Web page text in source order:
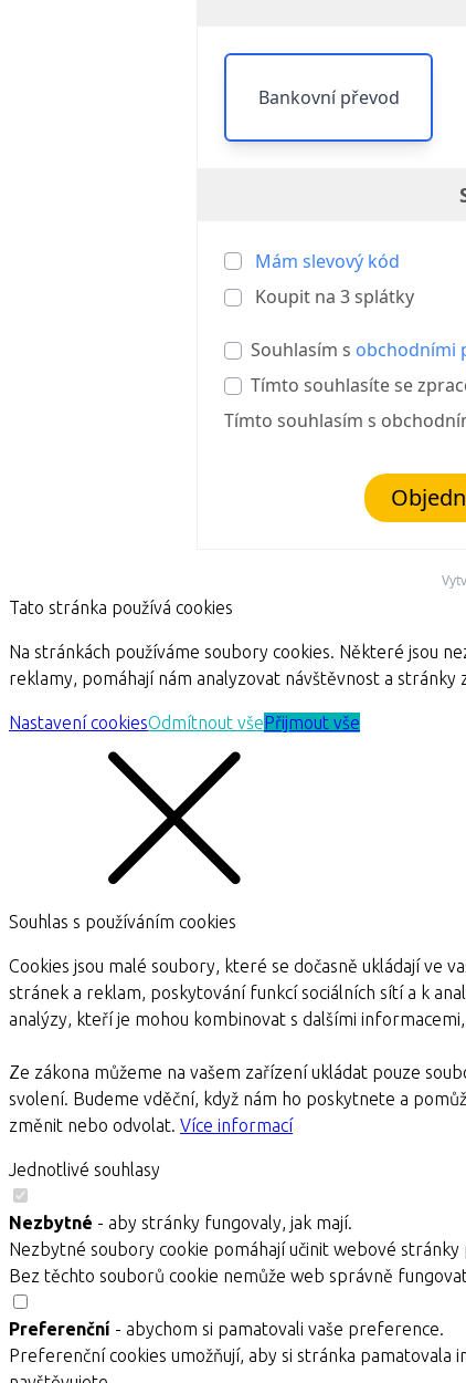
Bankovní převod
Mám slevový kód
Koupit na 3splátky
Souhlasím s obchodními
Tímto souhlasíte se
Tímto souhlasím s
Tato stránka používá cookies
Na stránkách používáme soubory cookies. Některé jsou
reklamy, pomáhají nám analyzovat návštěvnost a stránky
Nastavení cookiesOdmítnout všePřijmout vše
Souhlas s používáním cookies
Cookies jsou malé soubory, které se dočasně ukládají ve
stránek a reklam, poskytování funkcí sociálních sítí a k
analýzy, kteří je mohou kombinovat s dalšími
Ze zákona můžeme na vašem zařízení ukládat pouze
svolení. Budeme vděční, když nám ho poskytnete a
změnit nebo odvolat. Více informací
Jednotlivé souhlasy
Nezbytné - aby stránky fungovaly, jak mají.
Nezbytné soubory cookie pomáhají učinit webové
Bez těchto souborů cookie nemůže web správně
Preferenční - abychom si pamatovali vaše preference.
Preferenční cookies umožňují, aby si stránka pamatovala